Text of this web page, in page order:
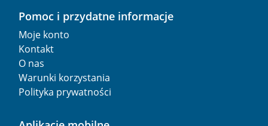
Pomoc i przydatne informacje
Moje konto
Kontakt
O nas
Warunki korzystania
Polityka prywatności